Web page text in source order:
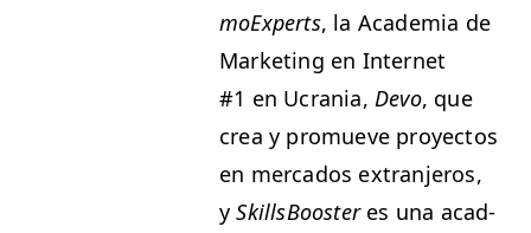
mo­Ex­perts, la Acad­e­mia de
Mar­ket­ing en Inter­net
#1 en Ucra­nia, Devo, que
crea y pro­mueve proyec­tos
en mer­ca­dos extran­jeros,
ySkills­Boost­eres una acad­